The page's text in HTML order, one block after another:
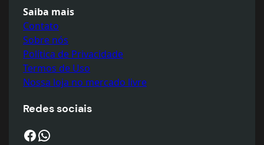
Saiba mais
Contato
Sobre nós
Política de Privacidade
Termos de Uso
Nossa loja no mercado livre
Redes sociais
Facebook WhatsApp